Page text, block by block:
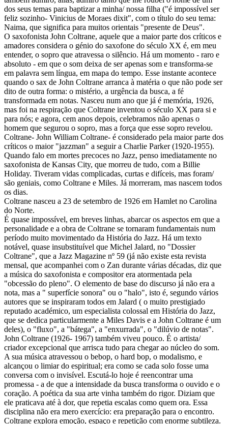
dos seus temas para baptizar a minha/ nossa filha ("é impossível ser
feliz sozinho- Vinicius de Moraes dixit", com o título do seu tema:
Naima, que significa para muitos orientais "presente de Deus".
O saxofonista John Coltrane, aquele que a maior parte dos críticos e
amadores considera o génio do saxofone do século XX é, em meu
entender, o sopro que atravessa o silêncio. Há um momento - raro e
absoluto - em que o som deixa de ser apenas som e transforma-se
em palavra sem língua, em mapa do tempo. Esse instante acontece
quando o sax de John Coltrane arranca à matéria o que não pode ser
dito de outra forma: o mistério, a urgência da busca, a fé
transformada em notas. Nasceu num ano que já é memória, 1926,
mas foi na respiração que Coltrane inventou o século XX para si e
para nós; e agora, cem anos depois, celebramos não apenas o
homem que segurou o sopro, mas a força que esse sopro revelou.
Coltrane- John William Coltrane- é considerado pela maior parte dos
críticos o maior "jazzman" a seguir a Charlie Parker (1920-1955).
Quando falo em mortes precoces no Jazz, penso imediatamente no
saxofonista de Kansas City, que morreu de tudo, com a Billie
Holiday. Tiveram vidas complicadas, curtas e difíceis, mas foram/
são geniais, como Coltrane e Miles. Já morreram, mas nascem todos
os dias.
Coltrane nasceu a 23 de setembro de 1926 em Hamlet no Carolina
do Norte.
É quase impossível, em breves linhas, abarcar os aspectos em que a
personalidade e a obra de Coltrane se tornaram fundamentais num
período muito movimentado da História do Jazz. Há um texto
notável, quase insubstituível que Michel Jalard, no "Dossier
Coltrane", que a Jazz Magazine nº 59 (já não existe esta revista
mensal, que acompanhei com o Zan durante várias décadas, diz que
a música do saxofonista e compositor era atormentada pela
"obcessão do pleno". O elemento de base do discurso já não era a
nota, mas a " superfície sonora" ou o "halo", isto é, segundo vários
autores que se inspiraram todos em Jalard ( o muito prestigiado
reputado académico, um especialista colossal em História do Jazz,
que se dedica particularmente a Miles Davis e a John Coltrane é um
deles), o "fluxo", a "bátega", a "enxurrada", o "dilúvio de notas".
John Coltrane (1926- 1967) também viveu pouco. É o artista/
criador excepcional que arrisca tudo para chegar ao núcleo do som.
A sua música atravessou o bebop, o hard bop, o modalismo, e
alcançou o limiar do espiritual; era como se cada solo fosse uma
conversa com o invisível. Escutá-lo hoje é reencontrar uma
promessa - a de que a intensidade da busca transforma o ouvido e o
coração. A poética da sua arte vinha também do rigor. Diziam que
ele praticava até à dor, que repetia escalas como quem ora. Essa
disciplina não era mero exercício: era preparação para o encontro.
Coltrane explora emoção, espaço e repetição com enorme subtileza.